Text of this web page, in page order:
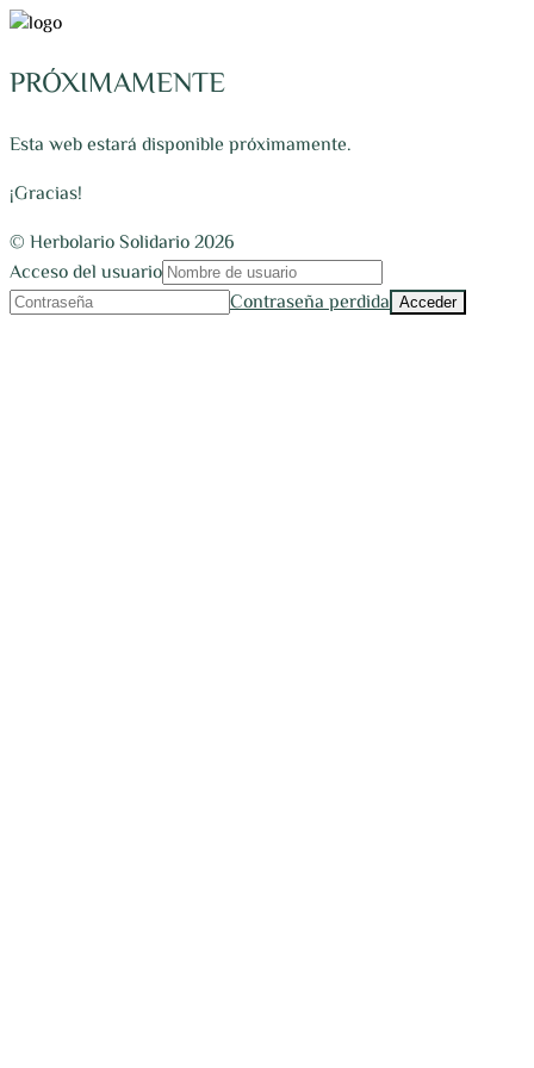
PRÓXIMAMENTE
Esta web estará disponible próximamente.
¡Gracias!
© Herbolario Solidario 2026
Acceso del usuario
Contraseña perdida